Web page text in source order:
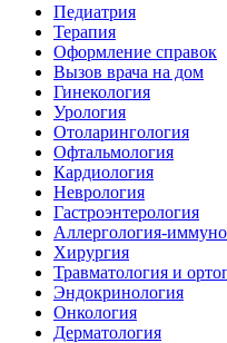
Педиатрия
Терапия
Оформление справок
Вызов врача на дом
Гинекология
Урология
Отоларингология
Офтальмология
Кардиология
Неврология
Гастроэнтерология
Аллергология-
Хирургия
Травматология и
Эндокринология
Онкология
Дерматология